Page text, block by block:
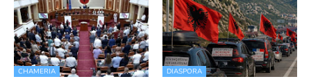
CHAMERIA DIASPORA